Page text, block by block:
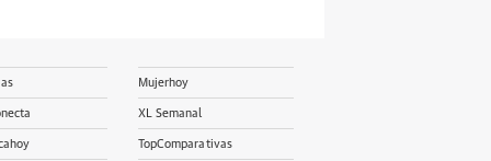
Mujerhoy
XL Semanal
TopComparativas